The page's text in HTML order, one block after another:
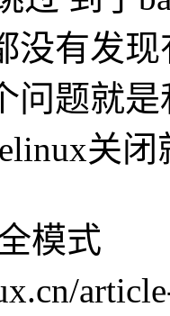
没有发
问题就
关闭
模式